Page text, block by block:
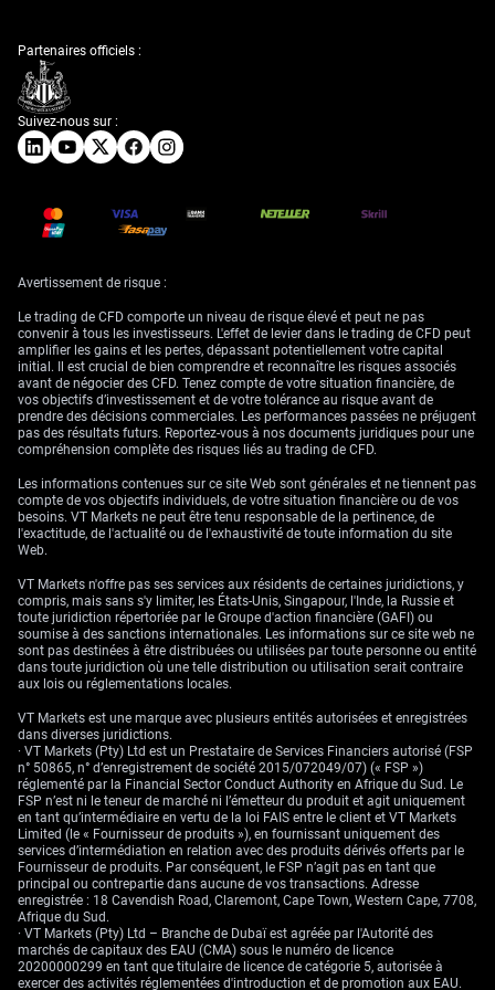
Suivez-nous sur :
Partenaires officiels :
Avertissement de risque :
Le trading de CFD comporte un niveau de risque élevé et peut ne pas
convenir à tous les investisseurs. L'effet de levier dans le trading de CFD peut
amplifier les gains et les pertes, dépassant potentiellement votre capital
initial. Il est crucial de bien comprendre et reconnaître les risques associés
avant de négocier des CFD. Tenez compte de votre situation financière, de
vos objectifs d’investissement et de votre tolérance au risque avant de
prendre des décisions commerciales. Les performances passées ne préjugent
pas des résultats futurs. Reportez-vous à nos documents juridiques pour une
compréhension complète des risques liés au trading de CFD.
Les informations contenues sur ce site Web sont générales et ne tiennent pas
compte de vos objectifs individuels, de votre situation financière ou de vos
besoins. VT Markets ne peut être tenu responsable de la pertinence, de
l'exactitude, de l'actualité ou de l'exhaustivité de toute information du site
Web.
VT Markets n'offre pas ses services aux résidents de certaines juridictions, y
compris, mais sans s'y limiter, les États-Unis, Singapour, l'Inde, la Russie et
toute juridiction répertoriée par le Groupe d'action financière (GAFI) ou
soumise à des sanctions internationales. Les informations sur ce site web ne
sont pas destinées à être distribuées ou utilisées par toute personne ou entité
dans toute juridiction où une telle distribution ou utilisation serait contraire
aux lois ou réglementations locales.
VT Markets est une marque avec plusieurs entités autorisées et enregistrées
dans diverses juridictions.
· VT Markets (Pty) Ltd est un Prestataire de Services Financiers autorisé (FSP
n° 50865, n° d’enregistrement de société 2015/072049/07) (« FSP »)
réglementé par la Financial Sector Conduct Authority en Afrique du Sud. Le
FSP n’est ni le teneur de marché ni l’émetteur du produit et agit uniquement
en tant qu’intermédiaire en vertu de la loi FAIS entre le client et VT Markets
Limited (le « Fournisseur de produits »), en fournissant uniquement des
services d’intermédiation en relation avec des produits dérivés offerts par le
Fournisseur de produits. Par conséquent, le FSP n’agit pas en tant que
principal ou contrepartie dans aucune de vos transactions. Adresse
enregistrée : 18 Cavendish Road, Claremont, Cape Town, Western Cape, 7708,
Afrique du Sud.
· VT Markets (Pty) Ltd – Branche de Dubaï est agréée par l'Autorité des
marchés de capitaux des EAU (CMA) sous le numéro de licence
20200000299 en tant que titulaire de licence de catégorie 5, autorisée à
exercer des activités réglementées d'introduction et de promotion aux EAU.